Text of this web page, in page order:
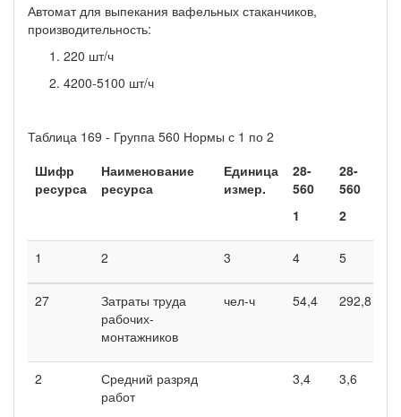
Автомат для выпекания вафельных стаканчиков,
производительность:
220 шт/ч
4200-5100 шт/ч
Таблица 169 - Группа 560 Нормы с 1 по 2
Шифр
ресурса
Наименование
ресурса
Единица
измер.
28-
560
1
28-
560
2
1 2 3 4 5
27
Затраты труда
рабочих-
монтажников
чел-ч 54,4 292,8
2
Средний разряд
работ
3,4 3,6